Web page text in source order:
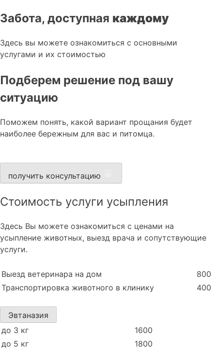
Забота, доступная каждому
Здесь вы можете ознакомиться с основными
услугами и их стоимостью
Подберем решение под вашу
ситуацию
Поможем понять, какой вариант прощания будет
наиболее бережным для вас и питомца.
получить консультацию
Стоимость услуги усыпления
Здесь Вы можете ознакомиться с ценами на
усыпление животных, выезд врача и сопутствующие
услуги.
Выезд ветеринара на дом
800
Транспортировка животного в клинику
400
Эвтаназия
до 3 кг
1600
до 5 кг
1800